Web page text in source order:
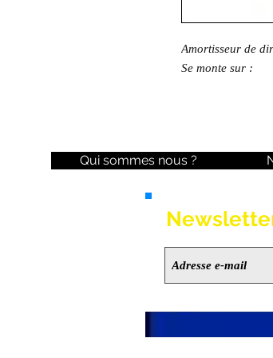
Amortisseur de
Se monte sur :
Qui sommes nous ?